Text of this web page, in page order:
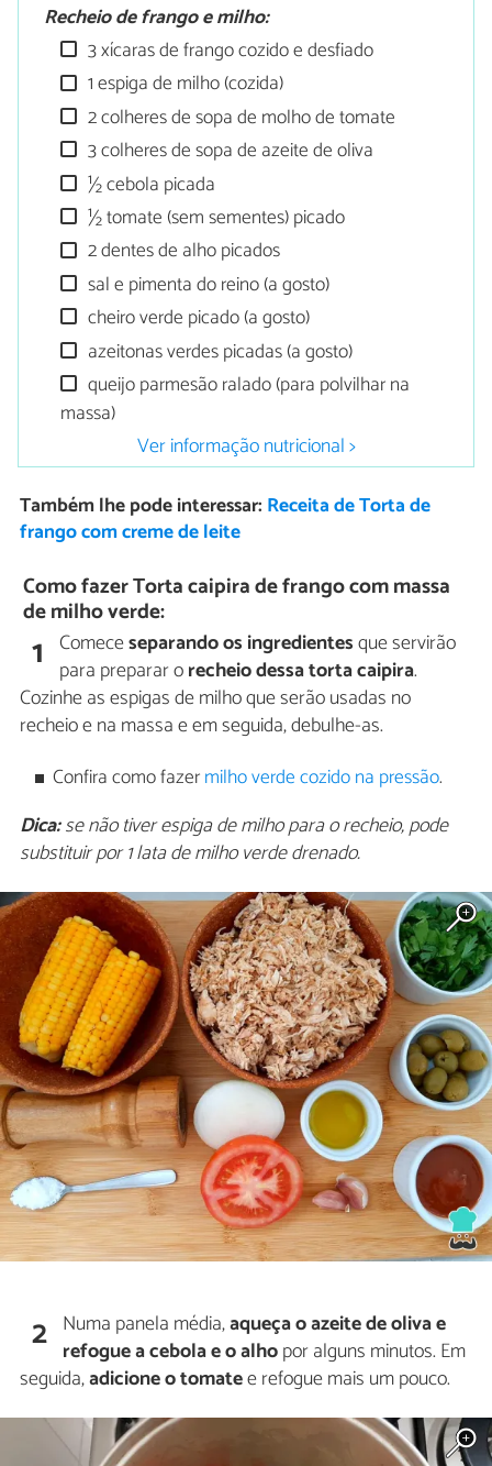
Recheio de frango e milho:
3 xícaras de frango cozido e desfiado
1 espiga de milho (cozida)
2 colheres de sopa de molho de tomate
3 colheres de sopa de azeite de oliva
½ cebola picada
½ tomate (sem sementes) picado
2 dentes de alho picados
sal e pimenta do reino (a gosto)
cheiro verde picado (a gosto)
azeitonas verdes picadas (a gosto)
queijo parmesão ralado (para polvilhar na
massa)
Ver informação nutricional >
Também lhe pode interessar: Receita de Torta de
frango com creme de leite
Como fazer Torta caipira de frango com massa
de milho verde:
1 Comeceseparando os ingredientesque servirão
para preparar orecheio dessa torta caipira.
Cozinhe as espigas de milho que serão usadas no
recheio e na massa e em seguida, debulhe-as.
Confira como fazermilho verde cozido na pressão.
Dica:se não tiver espiga de milho para o recheio, pode
substituir por 1 lata de milho verde drenado.
2 Numa panela média,aqueça o azeite de oliva e
refogue a cebola e o alhopor alguns minutos. Em
seguida,adicione o tomatee refogue mais um pouco.